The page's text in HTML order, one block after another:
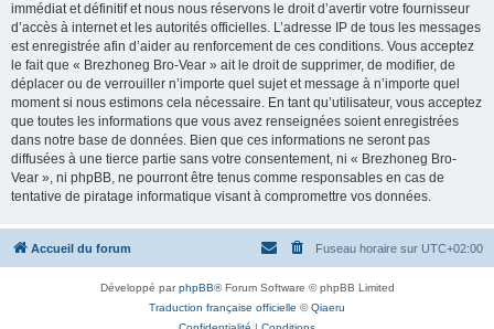
immédiat et définitif et nous nous réservons le droit d’avertir votre fournisseur
d’accès à internet et les autorités officielles. L’adresse IP de tous les messages
est enregistrée afin d’aider au renforcement de ces conditions. Vous acceptez
le fait que « Brezhoneg Bro-Vear » ait le droit de supprimer, de modifier, de
déplacer ou de verrouiller n’importe quel sujet et message à n’importe quel
moment si nous estimons cela nécessaire. En tant qu’utilisateur, vous acceptez
que toutes les informations que vous avez renseignées soient enregistrées
dans notre base de données. Bien que ces informations ne seront pas
diffusées à une tierce partie sans votre consentement, ni « Brezhoneg Bro-
Vear », ni phpBB, ne pourront être tenus comme responsables en cas de
tentative de piratage informatique visant à compromettre vos données.
Accueil du forum Fuseau horaire sur UTC+02:00
Développé parphpBB® Forum Software © phpBB Limited
Traduction française officielle ©Qiaeru